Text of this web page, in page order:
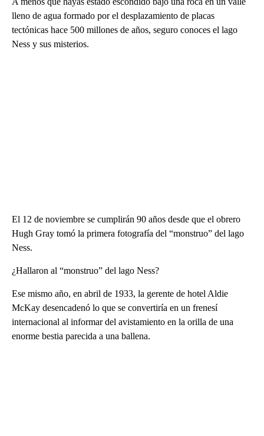
lleno de agua formado por el desplazamiento de placas
tectónicas hace 500 millones de años, seguro conoces el lago
Ness y sus misterios.
El 12 de noviembre se cumplirán 90 años desde que el obrero
Hugh Gray tomó la primera fotografía del “monstruo” del lago
Ness.
¿Hallaron al “monstruo” del lago Ness?
Ese mismo año, en abril de 1933, la gerente de hotel Aldie
McKay desencadenó lo que se convertiría en un frenesí
internacional al informar del avistamiento en la orilla de una
enorme bestia parecida a una ballena.